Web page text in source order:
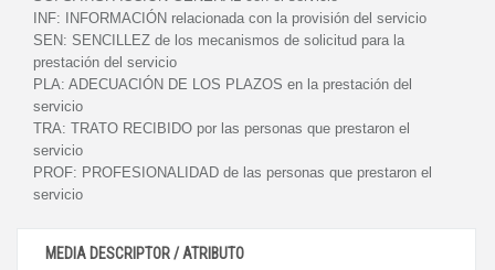
INF:
INFORMACIÓN relacionada con la provisión del servicio
SEN: SENCILLEZ de los mecanismos de solicitud para la
prestación del servicio
PLA: ADECUACIÓN DE LOS PLAZOS en la prestación del
servicio
TRA: TRATO RECIBIDO por las personas que prestaron el
servicio
PROF: PROFESIONALIDAD de las personas que prestaron el
servicio
MEDIA DESCRIPTOR / ATRIBUTO